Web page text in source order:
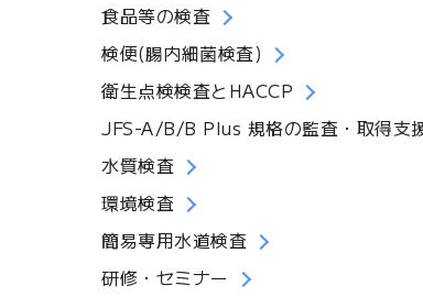
食品等の検査
検便(腸内細菌検査)
衛生点検検査とHACCP
JFS-A/B/B Plus 規格の監査・取得支
水質検査
環境検査
簡易専用水道検査
研修・セミナー